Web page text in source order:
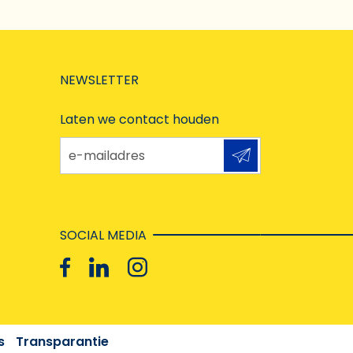
NEWSLETTER
Laten we contact houden
e-mailadres
SOCIAL MEDIA
Transparantie